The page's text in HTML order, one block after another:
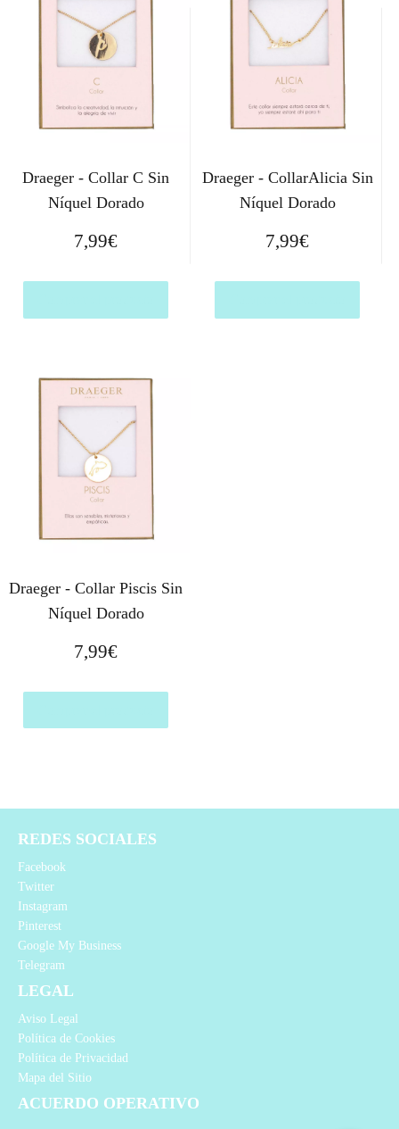
Draeger - Collar C Sin
Níquel Dorado
7,99€
Draeger - CollarAlicia Sin
Níquel Dorado
7,99€
Draeger - Collar Piscis Sin
Níquel Dorado
7,99€
REDES SOCIALES
Facebook
Twitter
Instagram
Pinterest
Google My Business
Telegram
LEGAL
Aviso Legal
Política de Cookies
Política de Privacidad
Mapa del Sitio
ACUERDO OPERATIVO